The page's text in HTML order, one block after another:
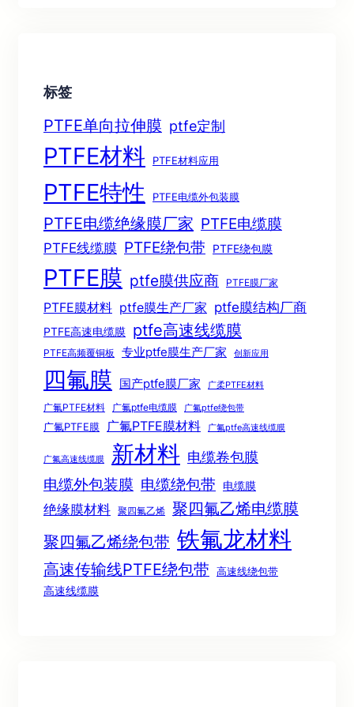
标签
PTFE单向拉伸膜 ptfe定制
PTFE材料 PTFE材料应用
PTFE特性 PTFE电缆外包装膜
PTFE电缆绝缘膜厂家 PTFE电缆膜
PTFE线缆膜 PTFE绕包带 PTFE绕包膜
PTFE膜 ptfe膜供应商 PTFE膜厂家
PTFE膜材料 ptfe膜生产厂家 ptfe膜结构厂商
PTFE高速电缆膜 ptfe高速线缆膜
PTFE高频覆铜板 专业ptfe膜生产厂家 创新应用
四氟膜 国产ptfe膜厂家 广柔PTFE材料
广氟PTFE材料 广氟ptfe电缆膜 广氟ptfe绕包带
广氟PTFE膜 广氟PTFE膜材料 广氟ptfe高速线缆膜
广氟高速线缆膜 新材料 电缆卷包膜
电缆外包装膜 电缆绕包带 电缆膜
绝缘膜材料 聚四氟乙烯
聚四氟乙烯电缆膜
聚四氟乙烯绕包带 铁氟龙材料
高速传输线PTFE绕包带
高速线绕包带
高速线缆膜